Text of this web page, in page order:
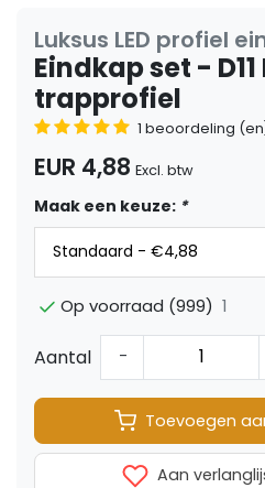
Luksus LED profiel
Eindkap set - D11
trapprofiel
1 beoordeling
EUR 4,88 Excl. btw
Maak een keuze: *
Op voorraad (999) 1
Aantal -
Toevoegen
Aan